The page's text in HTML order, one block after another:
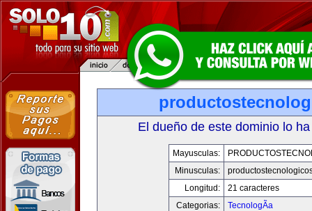
El dueño de este dominio lo
Mayusculas:
Minusculas:
Longitud:
21 caracteres
Categorias:
TecnologÃ­a